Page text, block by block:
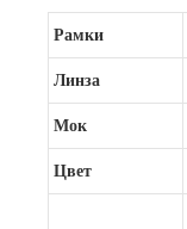
Рамки
Линза
Мок
Цвет